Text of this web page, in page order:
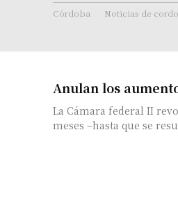
Córdoba Noticias de
Anulan los
La Cámara federal II
meses –hasta que se